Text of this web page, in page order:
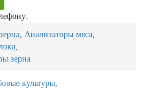
, Анализаторы мяса,
,
зерна
культуры,